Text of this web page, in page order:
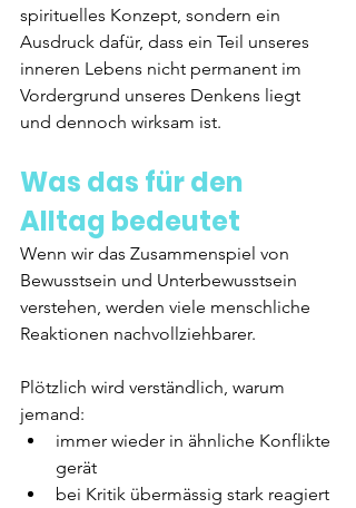
spirituelles Konzept, sondern ein
Ausdruck dafür, dass ein Teil unseres
inneren Lebens nicht permanent im
Vordergrund unseres Denkens liegt
und dennoch wirksam ist.
Was das für den
Alltag bedeutet
Wenn wir das Zusammenspiel von
Bewusstsein und Unterbewusstsein
verstehen, werden viele menschliche
Reaktionen nachvollziehbarer.
Plötzlich wird verständlich, warum
jemand:
immer wieder in ähnliche Konflikte
gerät
bei Kritik übermässig stark reagiert